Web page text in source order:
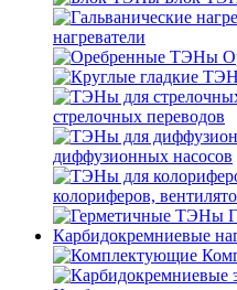
нагреватели
стрелочных переводов
диффузионных насосов
колориферов,
Карбидокремниевые